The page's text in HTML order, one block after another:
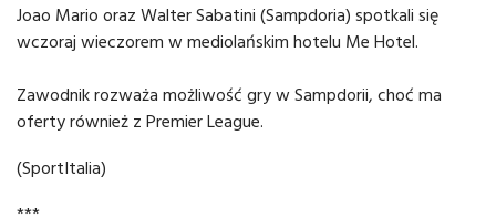
Joao Mario oraz Walter Sabatini (Sampdoria) spotkali się
wczoraj wieczorem w mediolańskim hotelu Me Hotel.
Zawodnik rozważa możliwość gry w Sampdorii, choć ma
oferty również z Premier League.
(SportItalia)